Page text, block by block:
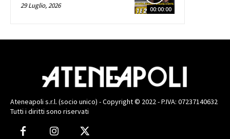
00:00:00
29 Luglio, 2026
Ateneapoli s.r.l. (socio unico) - Copyright © 2022 - P.IVA: 07237140632
Tutti i diritti sono riservati